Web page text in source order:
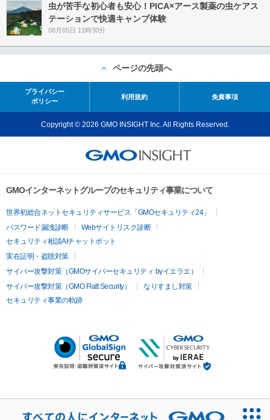
虫が苦手な初心者も安心！PICA×アース製薬の虫ケアス
テーションで快適キャンプ体験
08月05日 11時30分
ページの先頭へ
プライバシー
ポリシー
利用規約 免責事項
Copyright © 2026 GMO INSIGHT Inc. All Rights Reserved.
GMOインターネットグループのセキュリティ事業について
世界初総合ネットセキュリティサービス「GMOセキュリティ24」
パスワード漏洩診断
Webサイトリスク診断
セキュリティ相談AIチャットボット
実在証明・盗聴対策
サイバー攻撃対策（GMOサイバーセキュリティ byイエラエ）
サイバー攻撃対策（GMO Flatt Security）
なりすまし対策
セキュリティ事業の軌跡